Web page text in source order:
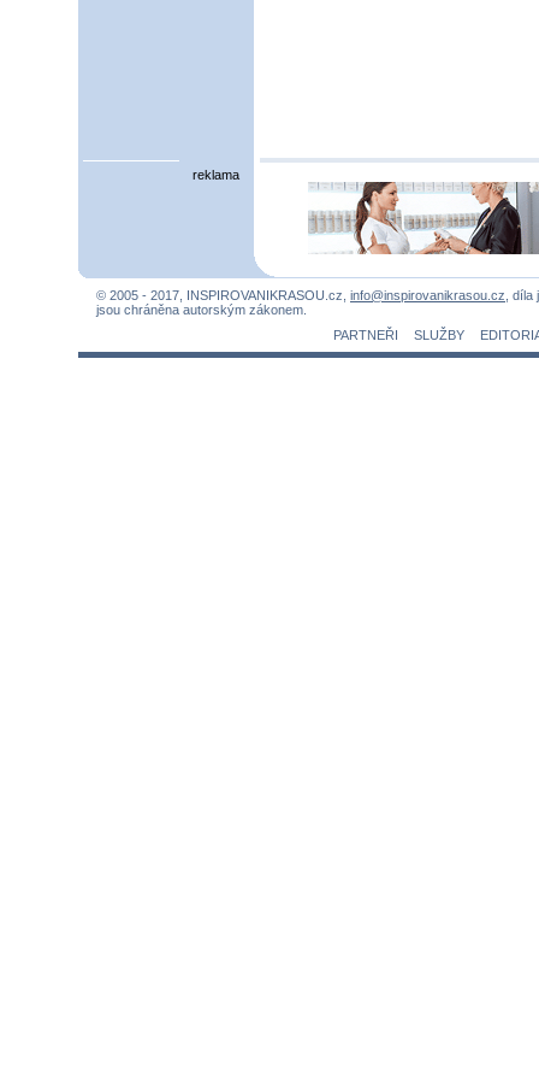
reklama
© 2005 - 2017, INSPIROVANIKRASOU.cz, info@inspirovanikrasou.cz ,
jsou chráněna autorským zákonem.
PARTNEŘI
SLUŽBY